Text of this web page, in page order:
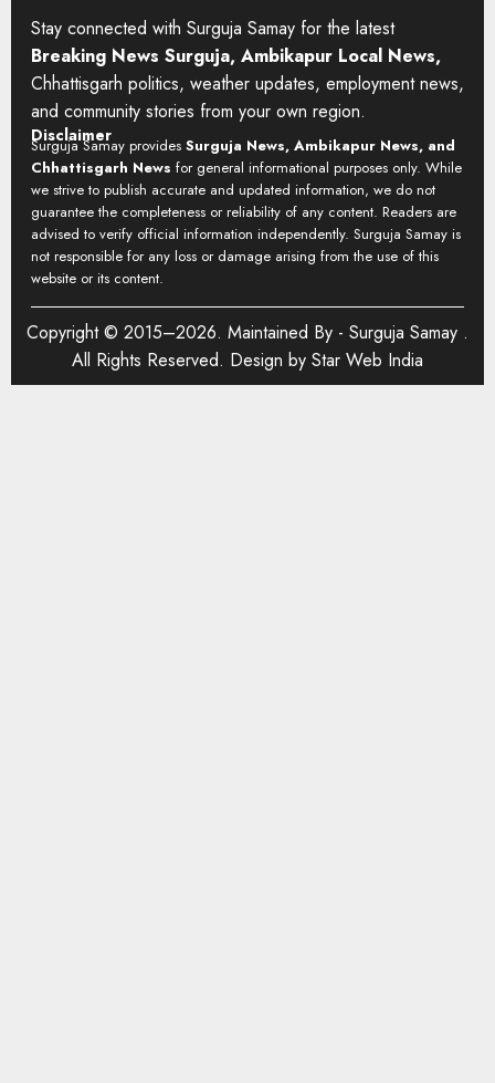
Stay connected with Surguja Samay for the latest
Breaking News Surguja, Ambikapur Local News,
Chhattisgarh politics, weather updates, employment news,
and community stories from your own region.
Disclaimer
Surguja Samay provides Surguja News, Ambikapur News, and
Chhattisgarh News for general informational purposes only. While
we strive to publish accurate and updated information, we do not
guarantee the completeness or reliability of any content. Readers are
advised to verify official information independently. Surguja Samay is
not responsible for any loss or damage arising from the use of this
website or its content.
Copyright © 2015–2026. Maintained By - Surguja Samay .
All Rights Reserved. Design by Star Web India